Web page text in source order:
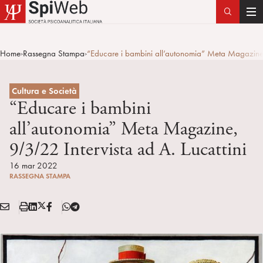
T
g
Home>Rassegna Stampa>“Educare i bambini all’autonomia” Meta
Cultura e Società
“Educare i bambini
all’autonomia” Meta Magazine,
9/3/22 Intervista ad A. Lucattini
16 mar 2022
RASSEGNA STAMPA
Condividi:
E
A
S
a
L
n
X
T
F
T
l